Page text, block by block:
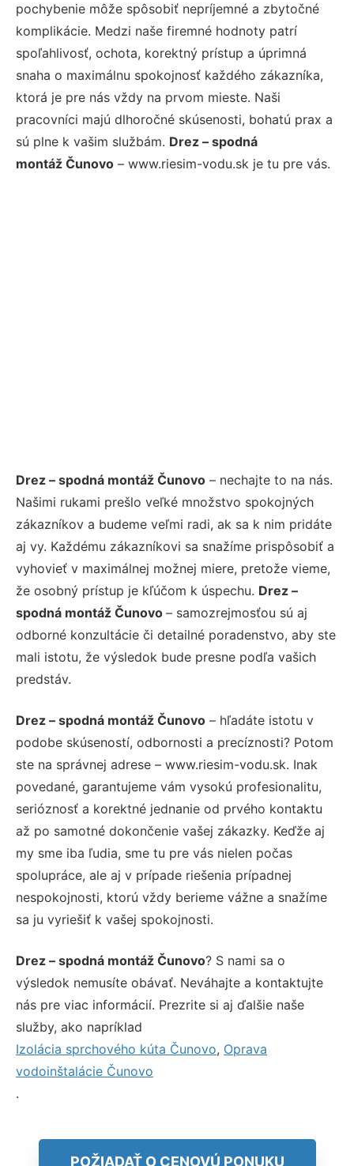
pochybenie môže spôsobiť nepríjemné a zbytočné
komplikácie. Medzi naše firemné hodnoty patrí
spoľahlivosť, ochota, korektný prístup a úprimná
snaha o maximálnu spokojnosť každého zákazníka,
ktorá je pre nás vždy na prvom mieste. Naši
pracovníci majú dlhoročné skúsenosti, bohatú prax a
sú plne k vašim službám. Drez – spodná
montáž Čunovo – www.riesim-vodu.sk je tu pre vás.
Drez – spodná montáž Čunovo – nechajte to na nás.
Našimi rukami prešlo veľké množstvo spokojných
zákazníkov a budeme veľmi radi, ak sa k nim pridáte
aj vy. Každému zákazníkovi sa snažíme prispôsobiť a
vyhovieť v maximálnej možnej miere, pretože vieme,
že osobný prístup je kľúčom k úspechu. Drez –
spodná montáž Čunovo – samozrejmosťou sú aj
odborné konzultácie či detailné poradenstvo, aby ste
mali istotu, že výsledok bude presne podľa vašich
predstáv.
Drez – spodná montáž Čunovo – hľadáte istotu v
podobe skúseností, odbornosti a precíznosti? Potom
ste na správnej adrese – www.riesim-vodu.sk. Inak
povedané, garantujeme vám vysokú profesionalitu,
serióznosť a korektné jednanie od prvého kontaktu
až po samotné dokončenie vašej zákazky. Keďže aj
my sme iba ľudia, sme tu pre vás nielen počas
spolupráce, ale aj v prípade riešenia prípadnej
nespokojnosti, ktorú vždy berieme vážne a snažíme
sa ju vyriešiť k vašej spokojnosti.
Drez – spodná montáž Čunovo? S nami sa o
výsledok nemusíte obávať. Neváhajte a kontaktujte
nás pre viac informácií. Prezrite si aj ďalšie naše
služby, ako napríklad
Izolácia sprchového kúta Čunovo, Oprava
vodoinštalácie Čunovo
.
POŽIADAŤ O CENOVÚ PONUKU